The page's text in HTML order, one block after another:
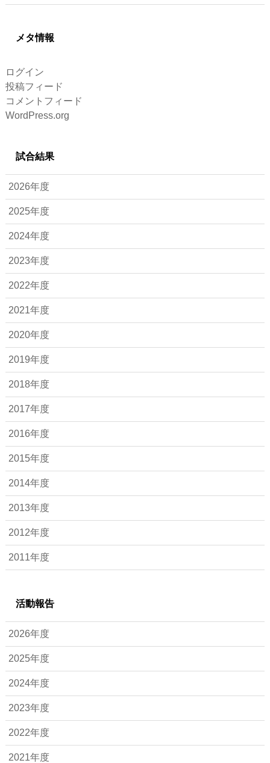
メタ情報
ログイン
投稿フィード
コメントフィード
WordPress.org
試合結果
2026年度
2025年度
2024年度
2023年度
2022年度
2021年度
2020年度
2019年度
2018年度
2017年度
2016年度
2015年度
2014年度
2013年度
2012年度
2011年度
活動報告
2026年度
2025年度
2024年度
2023年度
2022年度
2021年度